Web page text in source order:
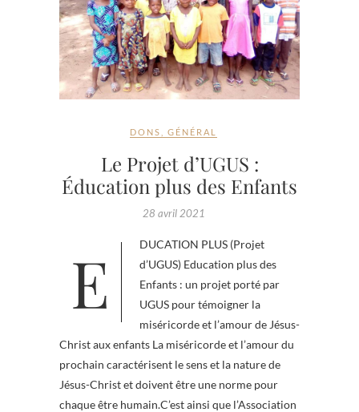
DONS GÉNÉRAL
Le Projet d’UGUS :
Éducation plus des Enfants
28 avril 2021
EDUCATION PLUS (Projet
d’UGUS) Education plus des
Enfants : un projet porté par
UGUS pour témoigner la
miséricorde et l’amour de Jésus-
Christ aux enfants La miséricorde et l’amour du
prochain caractérisent le sens et la nature de
Jésus-Christ et doivent être une norme pour
chaque être humain.C’est ainsi que l’Association